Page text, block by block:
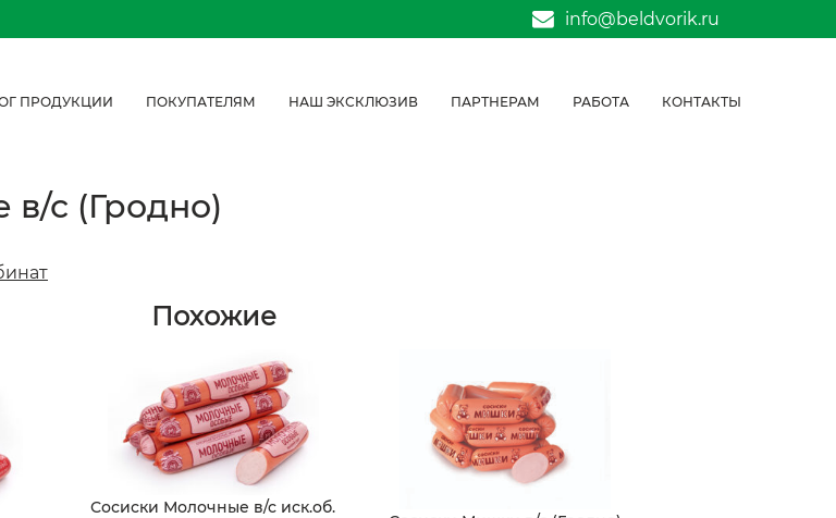
info@beldvorik.ru
ПРОДУКЦИИ ПОКУПАТЕЛЯМ НАШ ЭКСКЛЮЗИВ ПАРТНЕРАМ РАБОТА КОНТАКТЫ
в/с (Гродно)
Похожие
Сосиски Молочные в/с иск.об.